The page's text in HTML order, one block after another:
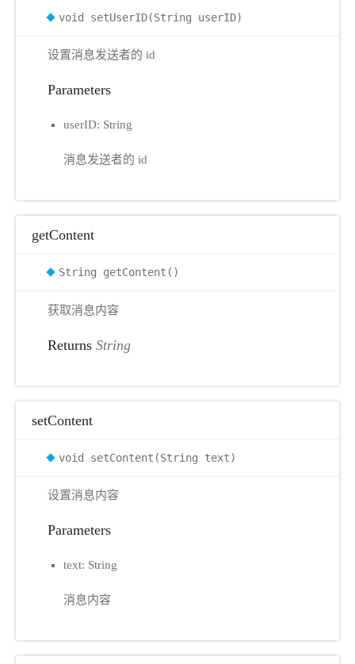
void setUserID(String userID)
设置消息发送者的 id
Parameters
userID: String
消息发送者的 id
getContent
String getContent()
获取消息内容
Returns String
setContent
void setContent(String text)
设置消息内容
Parameters
text: String
消息内容